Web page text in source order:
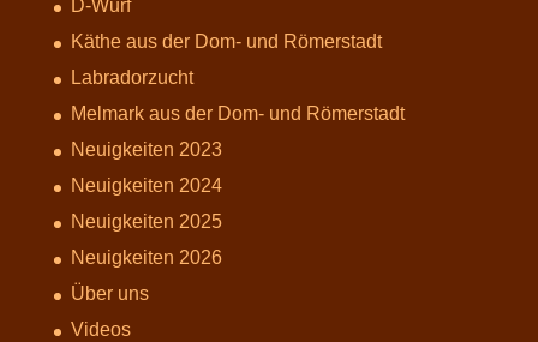
D-Wurf
Käthe aus der Dom- und Römerstadt
Labradorzucht
Melmark aus der Dom- und Römerstadt
Neuigkeiten 2023
Neuigkeiten 2024
Neuigkeiten 2025
Neuigkeiten 2026
Über uns
Videos